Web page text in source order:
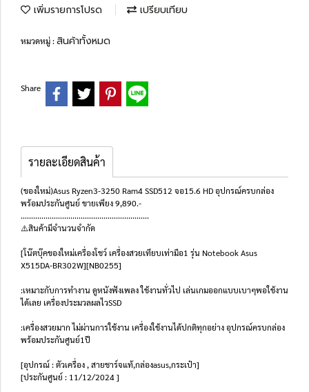
เพิ่มรายการโปรด เปรียบเทียบ
หมวดหมู่ :สินค้าทั้งหมด
Share
รายละเอียดสินค้า
(ของใหม่)Asus Ryzen3-3250 Ram4 SSD512 จอ15.6 HD อุปกรณ์ครบกล่อง
พร้อมประกันศูนย์ ขายเพียง 9,890.-
..............................................................
⚠️สินค้ามีจำนวนจำกัด
[โน๊ตบุ๊คของใหม่เครื่องโชว์ เครื่องสวยเทียบเท่ามือ1 รุ่น Notebook Asus
X515DA-BR302W][NB0255]
:เหมาะกับการทำงาน ดูหนังฟังเพลง ใช้งานทั่วไป เล่นเกมออกแบบเบาๆพอใช้งาน
ได้เลย เครื่องประมวลผลไวSSD
:เครื่องสวยมาก ไม่ผ่านการใช้งาน เครื่องใช้งานได้ปกติทุกอย่าง อุปกรณ์ครบกล่อง
พร้อมประกันศูนย์1ปี
[อุปกรณ์ : ตัวเครื่อง , สายชาร์จแท้,กล่องasus,กระเป๋า]
[ประกันศูนย์ : 11/12/2024 ]